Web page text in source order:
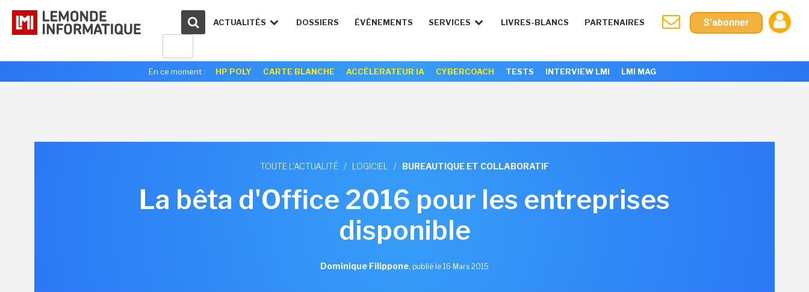
ACTUALITÉS DOSSIERS ÉVÉNEMENTS SERVICES LIVRES-BLANCS PARTENAIRES S'abonner
En ce moment : HP POLY CARTE BLANCHE ACCÉLERATEUR IA CYBERCOACH TESTS INTERVIEW LMI LMI MAG
TOUTE L'ACTUALITÉ / LOGICIEL / BUREAUTIQUE ET COLLABORATIF
La bêta d'Office 2016 pour les entreprises
disponible
Dominique Filippone, publié le 16 Mars 2015